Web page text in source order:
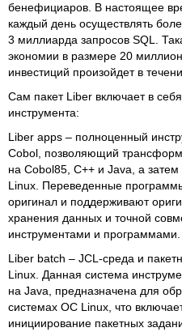
бенефициаров. В настоящее
каждый день осуществлять
3 миллиарда запросов SQL.
экономии в размере 20
инвестиций произойдет в
Сам пакет Liber включает в
инструмента:
Liber apps – полноценный
Cobol, позволяющий
на Cobol85, C++ и Java, а
Linux. Переведенные
оригинал и поддерживают
хранения данных и точной
инструментами и программами.
Liber batch – JCL-среда и
Linux. Данная система
на Java, предназначена для
системах ОС Linux, что
инициирование пакетных